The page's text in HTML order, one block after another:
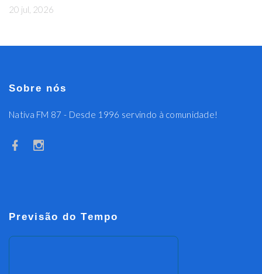
20 jul, 2026
Sobre nós
Nativa FM 87 - Desde 1996 servindo à comunidade!
Previsão do Tempo